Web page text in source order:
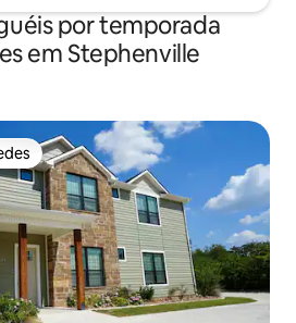
por temporada
em Stephenville
dos hóspedes